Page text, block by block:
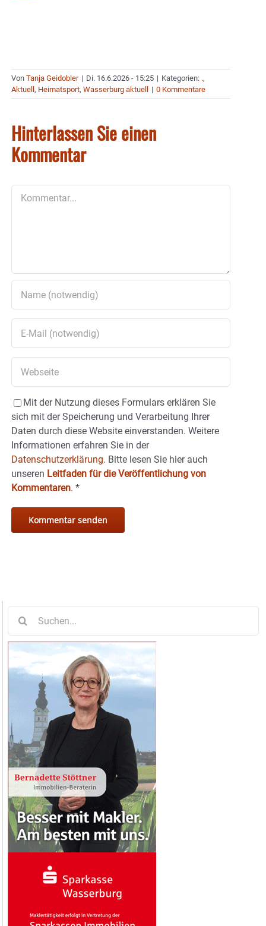
Von Tanja Geidobler | Di. 16.6.2026 - 15:25 | Kategorien: .,
Aktuell , Heimatsport, Wasserburg aktuell | 0 Kommentare
Hinterlassen Sie einen
Kommentar
Mit der Nutzung dieses Formulars erklären Sie
sich mit der Speicherung und Verarbeitung Ihrer
Daten durch diese Website einverstanden. Weitere
Informationen erfahren Sie in der
Datenschutzerklärung. Bitte lesen Sie hier auch
unseren Leitfaden für die Veröffentlichung von
Kommentaren. *
nach: